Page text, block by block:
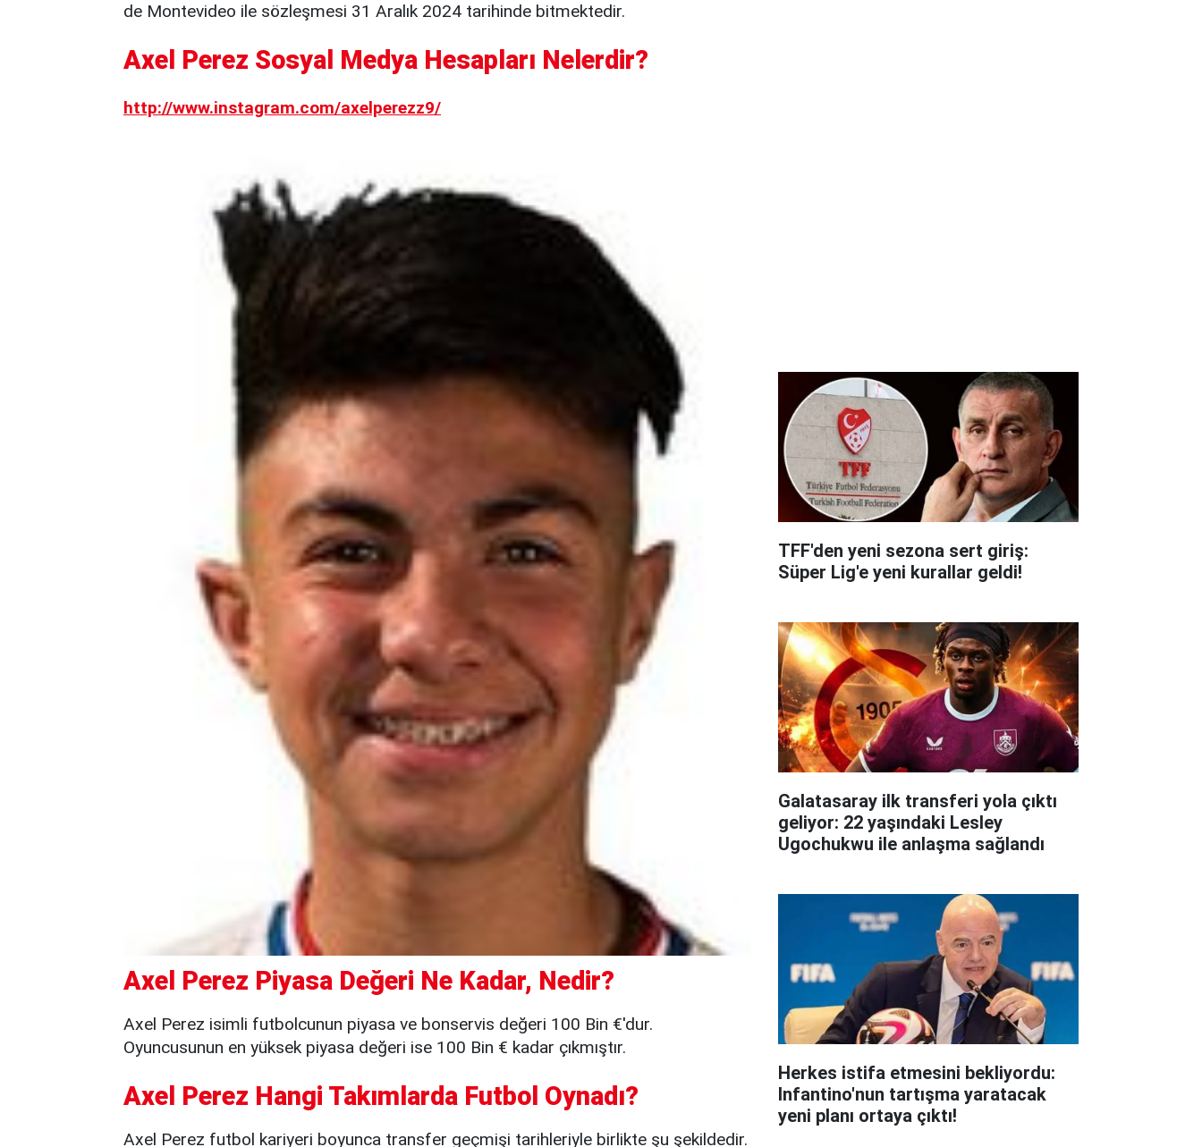
de Montevideo ile sözleşmesi 31 Aralık 2024 tarihinde bitmektedir.
Axel Perez Sosyal Medya Hesapları Nelerdir?
http://www.instagram.com/axelperezz9/
Axel Perez Piyasa Değeri Ne Kadar, Nedir?
Axel Perez isimli futbolcunun piyasa ve bonservis değeri 100 Bin €'dur.
Oyuncusunun en yüksek piyasa değeri ise 100 Bin € kadar çıkmıştır.
Axel Perez Hangi Takımlarda Futbol Oynadı?
Axel Perez futbol kariyeri boyunca transfer geçmişi tarihleriyle birlikte şu şekildedir.
TFF'den yeni sezona sert giriş:
Süper Lig'e yeni kurallar geldi!
Galatasaray ilk transferi yola çıktı
geliyor: 22 yaşındaki Lesley
Ugochukwu ile anlaşma sağlandı
Herkes istifa etmesini bekliyordu:
Infantino'nun tartışma yaratacak
yeni planı ortaya çıktı!